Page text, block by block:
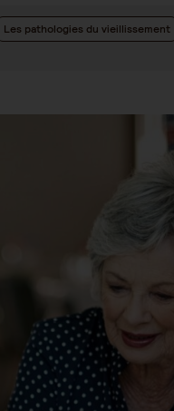
Les pathologies du vieillissement